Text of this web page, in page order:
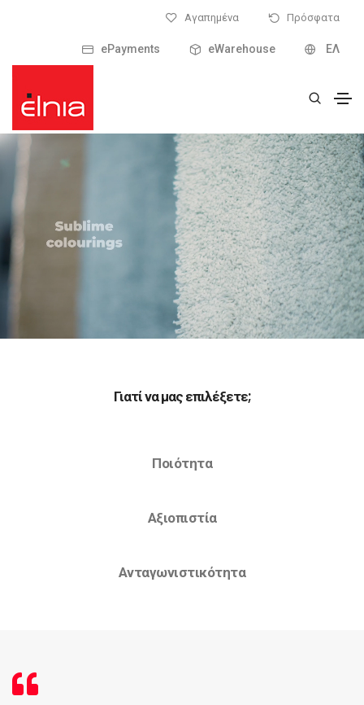
Αγαπημένα Πρόσφατα
ePayments eWarehouse ΕΛ
Γιατί να μας επιλέξετε;
Ποιότητα
Αξιοπιστία
Ανταγωνιστικότητα